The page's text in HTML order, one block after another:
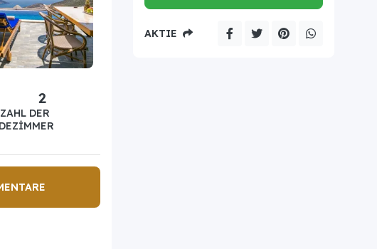
2
DER
AKTIE